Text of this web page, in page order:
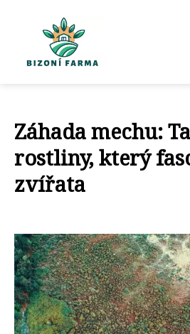
Záhada mechu:
rostliny, který
zvířata